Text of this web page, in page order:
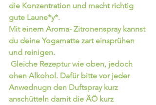
die Konzentration und macht richtig
gute Laune*y*.
Mit einem Aroma- Zitronenspray kannst
du deine Yogamatte zart einsprühen
und reinigen.
ohen Alkohol. Dafür bitte vor jeder
Anwednugn den Duftspray kurz
anschütteln damit die ÄÖ kurz